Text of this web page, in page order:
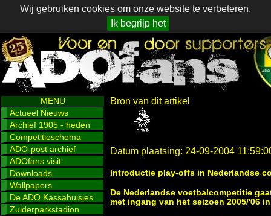
Wij gebruiken cookies om onze website te verbeteren.
Ik begrijp het
MENU
Actueel Nieuws
Archief 1905 - heden
Competitieschema
ADO-post archief
ADOfans visit
Downloads
Wallpapers
De ADO Kassahuisjes
Zuiderparkstadion
Bron van dit artikel
Datum plaatsing: 24-09-2004
Introductie play-offs in Nederlandse
De Nederlandse voetbalcompetitie
met ingang van het seizoen 2005/'06